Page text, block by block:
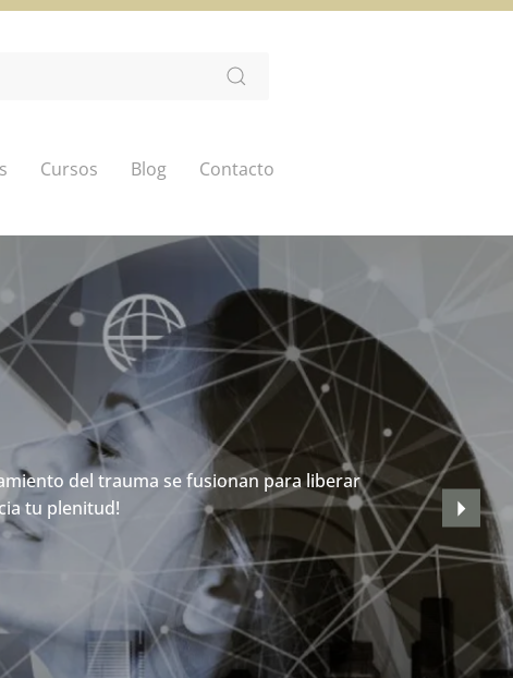
Cursos Blog Contacto
del trauma se fusionan para liberar
tu plenitud!